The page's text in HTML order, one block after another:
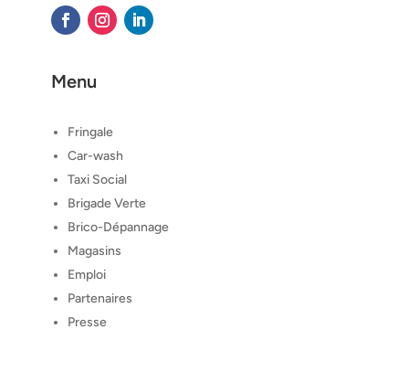
Menu
Fringale
Car-wash
Taxi Social
Brigade Verte
Brico-Dépannage
Magasins
Emploi
Partenaires
Presse